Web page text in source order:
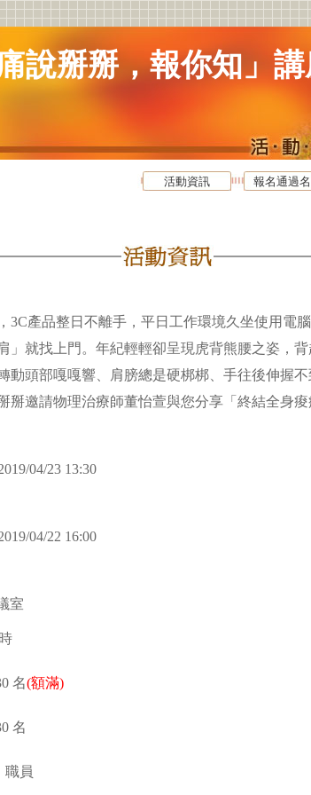
痛說掰掰，報你知」
活動資訊 報名通過
3C產品整日不離手，平日工作環境久坐使用電
」就找上門。年紀輕輕卻呈現虎背熊腰之姿，背
動頭部嘎嘎響、肩膀總是硬梆梆、手往後伸握
掰邀請物理治療師董怡萱與您分享「終結全身痠
04/23 13:30
04/22 16:00
室
名(額滿)
名
職員